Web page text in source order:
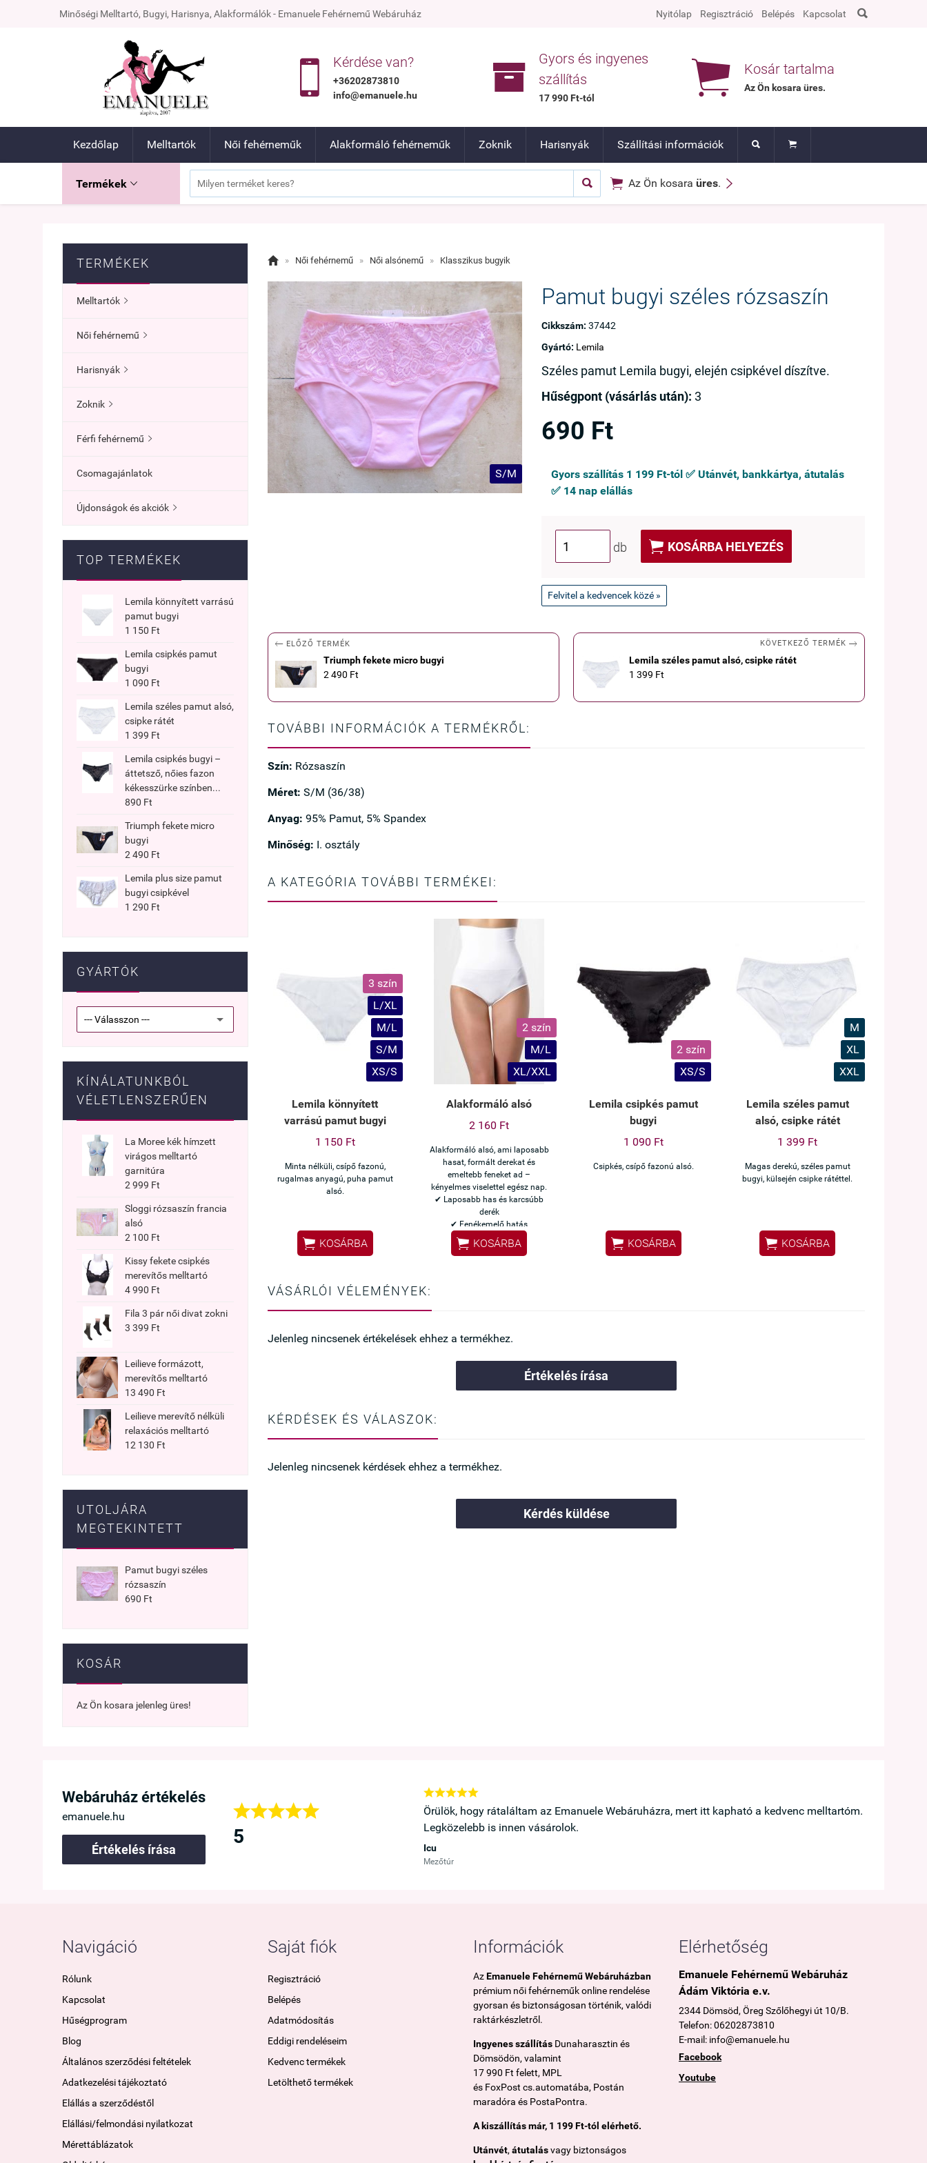
Minőségi Melltartó, Bugyi, Harisnya, Alakformálók - Emanuele Fehérnemű Webáruház Nyitólap Regisztráció Belépés Kapcsolat 
 Kérdése van?
+36202873810
info@emanuele.hu

Gyors és ingyenes
szállítás
17 990 Ft-tól  Kosár tartalma
Az Ön kosaraüres.
Kezdőlap Melltartók Női fehérneműk Alakformáló fehérneműk Zoknik Harisnyák Szállítási információk  
Termékek    Az Ön kosara üres. 
TERMÉKEK
Melltartók 
Női fehérnemű 
Harisnyák 
Zoknik 
Férfi fehérnemű 
Csomagajánlatok
Újdonságok és akciók 
TOP TERMÉKEK
Lemila könnyített varrású
pamut bugyi
1 150 Ft
Lemila csipkés pamut
bugyi
1 090 Ft
Lemila széles pamut alsó,
csipke rátét
1 399 Ft
Lemila csipkés bugyi –
áttetsző, nőies fazon
kékesszürke színben...
890 Ft
Triumph fekete micro
bugyi
2 490 Ft
Lemila plus size pamut
bugyi csipkével
1 290 Ft
GYÁRTÓK
KÍNÁLATUNKBÓL
VÉLETLENSZERŰEN
La Moree kék hímzett
virágos melltartó
garnitúra
2 999 Ft
Sloggi rózsaszín francia
alsó
2 100 Ft
Kissy fekete csipkés
merevítős melltartó
4 990 Ft
Fila 3 pár női divat zokni
3 399 Ft
Leilieve formázott,
merevítős melltartó
13 490 Ft
Leilieve merevítő nélküli
relaxációs melltartó
12 130 Ft
UTOLJÁRA
MEGTEKINTETT
Pamut bugyi széles
rózsaszín
690 Ft
KOSÁR
Az Ön kosara jelenleg üres!
 » Női fehérnemű » Női alsónemű » Klasszikus bugyik
S/M
Pamut bugyi széles rózsaszín
Cikkszám: 37442
Gyártó: Lemila
Széles pamut Lemila bugyi, elején csipkével díszítve.
Hűségpont (vásárlás után): 3
690 Ft
Gyors szállítás 1 199 Ft-tól ✅ Utánvét, bankkártya, átutalás
✅ 14 nap elállás
db  KOSÁRBA HELYEZÉS
Felvitel a kedvencek közé »
 ELŐZŐ TERMÉK
Triumph fekete micro bugyi
2 490 Ft
KÖVETKEZŐ TERMÉK 
Lemila széles pamut alsó, csipke rátét
1 399 Ft
TOVÁBBI INFORMÁCIÓK A TERMÉKRŐL:
Szín: Rózsaszín
Méret: S/M (36/38)
Anyag: 95% Pamut, 5% Spandex
Minőség: I. osztály
A KATEGÓRIA TOVÁBBI TERMÉKEI:
3 szín
L/XL
M/L
S/M
XS/S
Lemila könnyített
varrású pamut bugyi
1 150 Ft
Minta nélküli, csípő fazonú,
rugalmas anyagú, puha pamut
alsó.
 KOSÁRBA
2 szín
M/L
XL/XXL
Alakformáló alsó
2 160 Ft
Alakformáló alsó, ami laposabb
hasat, formált derekat és
emeltebb feneket ad –
kényelmes viselettel egész nap.
✔ Laposabb has és karcsúbb
derék
✔ Fenékemelő hatás
✔ Ruha alatt láthatatlan
✔ Nem szorít, kényelmes egész
 KOSÁRBA
2 szín
XS/S
Lemila csipkés pamut
bugyi
1 090 Ft
Csipkés, csípő fazonú alsó.
 KOSÁRBA
M
XL
XXL
Lemila széles pamut
alsó, csipke rátét
1 399 Ft
Magas derekú, széles pamut
bugyi, külsején csipke rátéttel.
 KOSÁRBA
VÁSÁRLÓI VÉLEMÉNYEK:
Jelenleg nincsenek értékelések ehhez a termékhez.
Értékelés írása
KÉRDÉSEK ÉS VÁLASZOK:
Jelenleg nincsenek kérdések ehhez a termékhez.
Kérdés küldése
Webáruház értékelés
emanuele.hu
Értékelés írása

5
hogy rátaláltam az Emanuele Webáruházra, mert itt kapható a kedvenc melltartóm.

Örülök, hogy rátaláltam az Emanuele Webáruházra, mert itt kapható a kedvenc melltartóm.
Legközelebb is innen vásárolok.
Icu
Mezőtúr
Navigáció
Rólunk
Kapcsolat
Hűségprogram
Blog
Általános szerződési feltételek
Adatkezelési tájékoztató
Elállás a szerződéstől
Elállási/felmondási nyilatkozat
Mérettáblázatok
Saját fiók
Regisztráció
Belépés
Adatmódosítás
Eddigi rendeléseim
Kedvenc termékek
Letölthető termékek
Információk
AzEmanuele Fehérnemű Webáruházban
prémium női fehérneműk online rendelése
gyorsan és biztonságosan történik, valódi
raktárkészletről.
Ingyenes szállítás Dunaharasztin és
Dömsödön, valamint
17 990 Ft felett, MPL
és FoxPost cs.automatába, Postán
maradóra és PostaPontra.
A kiszállítás már, 1 199 Ft-tól elérhető.
Utánvét, átutalásvagy biztonságos
Elérhetőség
Emanuele Fehérnemű Webáruház
Ádám Viktória e.v.
2344 Dömsöd, Öreg Szőlőhegyi út 10/B.
Telefon: 06202873810
E-mail: info@emanuele.hu
Facebook
Youtube